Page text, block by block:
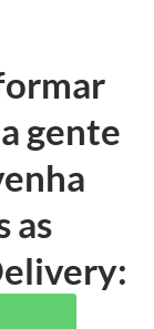
gente
as